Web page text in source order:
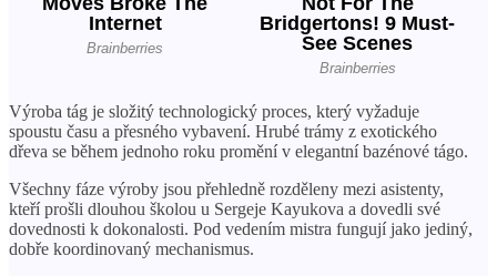
Výroba tág je složitý technologický proces, který vyžaduje
spoustu času a přesného vybavení. Hrubé trámy z exotického
dřeva se během jednoho roku promění v elegantní bazénové tágo.
Všechny fáze výroby jsou přehledně rozděleny mezi asistenty,
kteří prošli dlouhou školou u Sergeje Kayukova a dovedli své
dovednosti k dokonalosti. Pod vedením mistra fungují jako jediný,
dobře koordinovaný mechanismus.